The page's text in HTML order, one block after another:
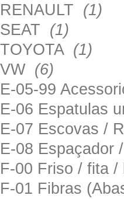
RENAULT (1)
SEAT (1)
TOYOTA (1)
VW (6)
E-05-99
E-06 Espatulas
E-07 Escovas /
E-08
F-00 Friso / fita
F-01 Fibras